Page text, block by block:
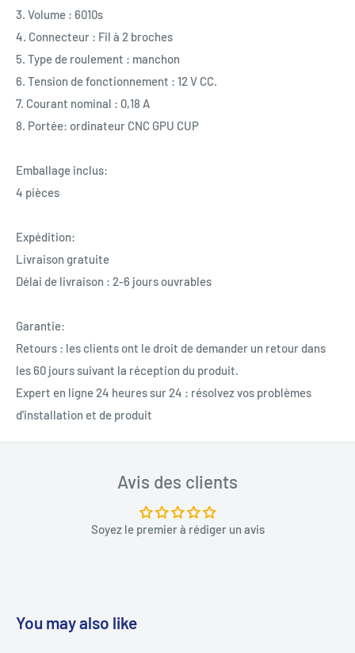
3. Volume : 6010s
4. Connecteur : Fil à 2 broches
5. Type de roulement : manchon
6. Tension de fonctionnement : 12 V CC.
7. Courant nominal : 0,18 A
8. Portée: ordinateur CNC GPU CUP
Emballage inclus:
4 pièces
Expédition:
Livraison gratuite
Délai de livraison : 2-6 jours ouvrables
Garantie:
Retours : les clients ont le droit de demander un retour dans
les 60 jours suivant la réception du produit.
Expert en ligne 24 heures sur 24 : résolvez vos problèmes
d'installation et de produit
Avis des clients
Soyez le premier à rédiger un avis
You may also like